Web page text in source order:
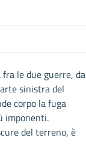
le due guerre, da
sinistra del
corpo la fuga
imponenti.
del terreno, è